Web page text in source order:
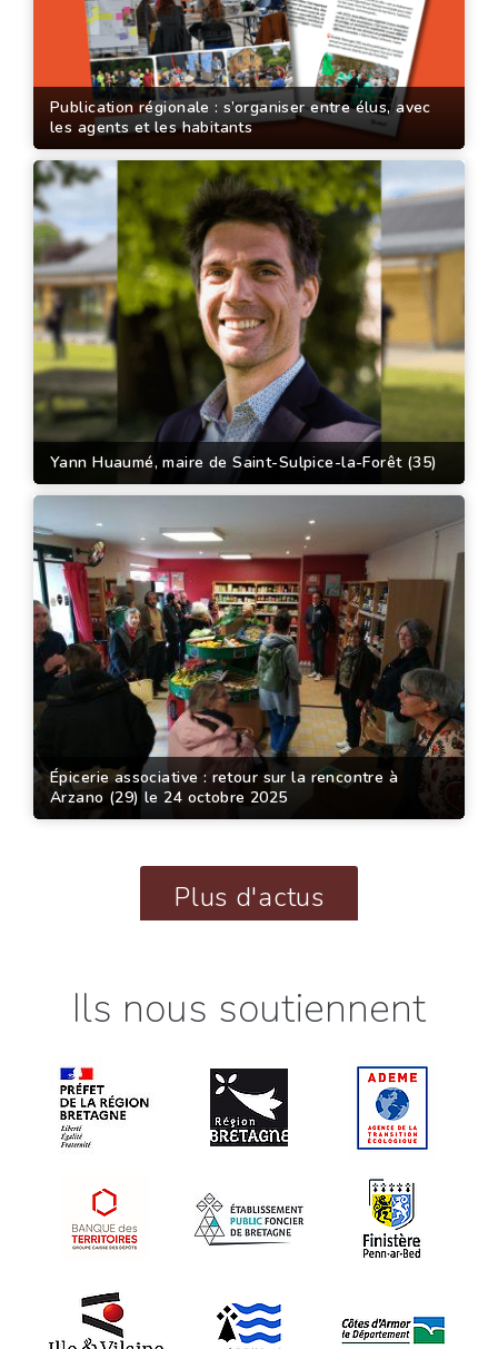
Publication régionale : s’organiser entre élus, avec
les agents et les habitants
Yann Huaumé, maire de Saint-Sulpice-la-Forêt (35)
Épicerie associative : retour sur la rencontre à
Arzano (29) le 24 octobre 2025
Plus d'actus
Ils nous soutiennent